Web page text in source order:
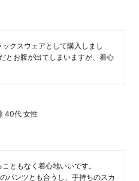
クスウェアとして購入しまし
とお腹が出てしまいますが、着心
40代 女性
ともなく着心地いいです。
パンツとも合うし、手持ちのスカ